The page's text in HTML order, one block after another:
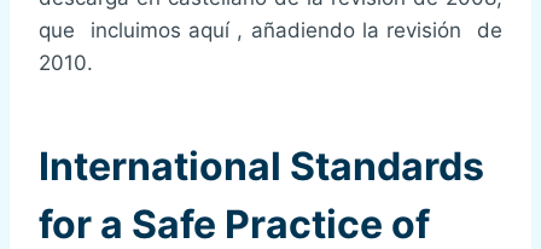
que incluimos aquí , añadiendo la revisión de
2010.
International Standards
for a Safe Practice of